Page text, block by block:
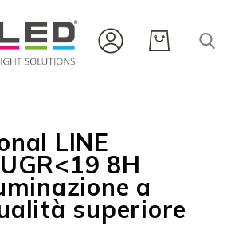
LINE
8H
a
superiore